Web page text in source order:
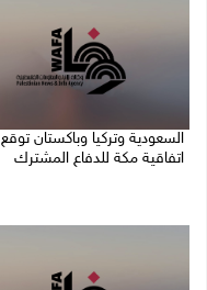
السعودية وتركيا وباكستان توقع
اتفاقية مكة للدفاع المشترك